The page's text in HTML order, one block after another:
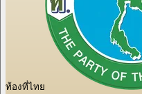
ท้องที่ไทย